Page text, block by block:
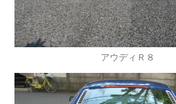
アウディＲ８